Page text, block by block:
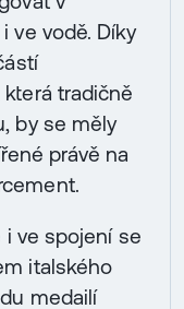
ve vodě. Díky
tradičně
by se měly
právě na
i ve spojení se
italského
medailí